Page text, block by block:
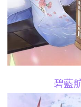
碧藍